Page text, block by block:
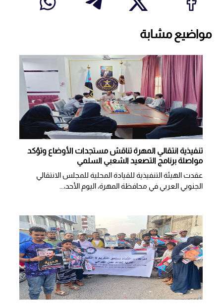
مواضيع مشابة
تنفيذية انتقالي المهرة تناقش مستجدات الأوضاع وتؤكد
مواصلة برنامج التصعيد الشعبي السلمي
عقدت الهيئة التنفيذية للقيادة المحلية للمجلس الانتقالي
الجنوبي العربي في محافظة المهرة، اليوم الأحد،...